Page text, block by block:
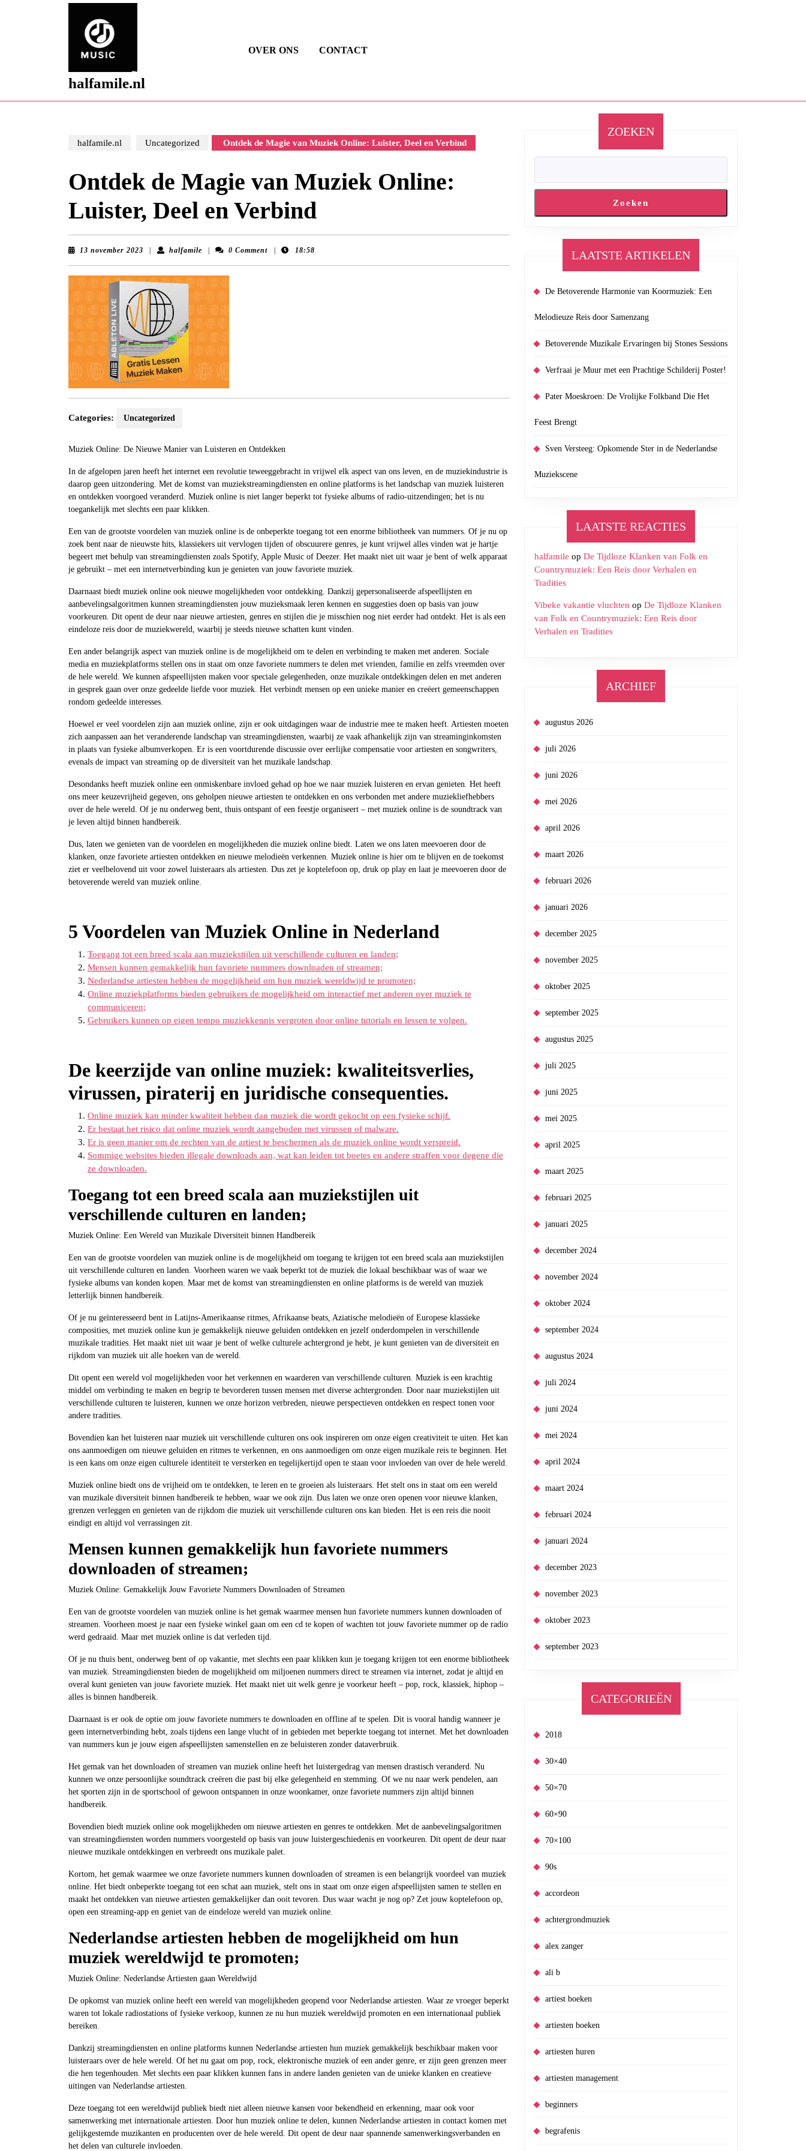
halfamile.nl
OVER ONS CONTACT
halfamile.nl Uncategorized Ontdek de Magie van Muziek Online: Luister, Deel en Verbind
Ontdek de Magie van Muziek Online:
Luister, Deel en Verbind
13 november 2023 13
halfamilehalfamile0 Comment 18:58
Categories: Uncategorized
Muziek Online: De Nieuwe Manier van Luisteren en Ontdekken
In de afgelopen jaren heeft het internet een revolutie teweeggebracht in vrijwel elk aspect van ons leven, en de muziekindustrie is
daarop geen uitzondering. Met de komst van muziekstreamingdiensten en online platforms is het landschap van muziek luisteren
en ontdekken voorgoed veranderd. Muziek online is niet langer beperkt tot fysieke albums of radio-uitzendingen; het is nu
toegankelijk met slechts een paar klikken.
Een van de grootste voordelen van muziek online is de onbeperkte toegang tot een enorme bibliotheek van nummers. Of je nu op
zoek bent naar de nieuwste hits, klassiekers uit vervlogen tijden of obscuurere genres, je kunt vrijwel alles vinden wat je hartje
begeert met behulp van streamingdiensten zoals Spotify, Apple Music of Deezer. Het maakt niet uit waar je bent of welk apparaat
je gebruikt – met een internetverbinding kun je genieten van jouw favoriete muziek.
Daarnaast biedt muziek online ook nieuwe mogelijkheden voor ontdekking. Dankzij gepersonaliseerde afspeellijsten en
aanbevelingsalgoritmen kunnen streamingdiensten jouw muzieksmaak leren kennen en suggesties doen op basis van jouw
voorkeuren. Dit opent de deur naar nieuwe artiesten, genres en stijlen die je misschien nog niet eerder had ontdekt. Het is als een
eindeloze reis door de muziekwereld, waarbij je steeds nieuwe schatten kunt vinden.
Een ander belangrijk aspect van muziek online is de mogelijkheid om te delen en verbinding te maken met anderen. Sociale
media en muziekplatforms stellen ons in staat om onze favoriete nummers te delen met vrienden, familie en zelfs vreemden over
de hele wereld. We kunnen afspeellijsten maken voor speciale gelegenheden, onze muzikale ontdekkingen delen en met anderen
in gesprek gaan over onze gedeelde liefde voor muziek. Het verbindt mensen op een unieke manier en creëert gemeenschappen
rondom gedeelde interesses.
Hoewel er veel voordelen zijn aan muziek online, zijn er ook uitdagingen waar de industrie mee te maken heeft. Artiesten moeten
zich aanpassen aan het veranderende landschap van streamingdiensten, waarbij ze vaak afhankelijk zijn van streaminginkomsten
in plaats van fysieke albumverkopen. Er is een voortdurende discussie over eerlijke compensatie voor artiesten en songwriters,
evenals de impact van streaming op de diversiteit van het muzikale landschap.
Desondanks heeft muziek online een onmiskenbare invloed gehad op hoe we naar muziek luisteren en ervan genieten. Het heeft
ons meer keuzevrijheid gegeven, ons geholpen nieuwe artiesten te ontdekken en ons verbonden met andere muziekliefhebbers
over de hele wereld. Of je nu onderweg bent, thuis ontspant of een feestje organiseert – met muziek online is de soundtrack van
je leven altijd binnen handbereik.
Dus, laten we genieten van de voordelen en mogelijkheden die muziek online biedt. Laten we ons laten meevoeren door de
klanken, onze favoriete artiesten ontdekken en nieuwe melodieën verkennen. Muziek online is hier om te blijven en de toekomst
ziet er veelbelovend uit voor zowel luisteraars als artiesten. Dus zet je koptelefoon op, druk op play en laat je meevoeren door de
betoverende wereld van muziek online.
5 Voordelen van Muziek Online in Nederland
Toegang tot een breed scala aan muziekstijlen uit verschillende culturen en landen;
Mensen kunnen gemakkelijk hun favoriete nummers downloaden of streamen;
Nederlandse artiesten hebben de mogelijkheid om hun muziek wereldwijd te promoten;
Online muziekplatforms bieden gebruikers de mogelijkheid om interactief met anderen over muziek te
communiceren;
Gebruikers kunnen op eigen tempo muziekkennis vergroten door online tutorials en lessen te volgen.
De keerzijde van online muziek: kwaliteitsverlies,
virussen, piraterij en juridische consequenties.
Online muziek kan minder kwaliteit hebben dan muziek die wordt gekocht op een fysieke schijf.
Er bestaat het risico dat online muziek wordt aangeboden met virussen of malware.
Er is geen manier om de rechten van de artiest te beschermen als de muziek online wordt verspreid.
Sommige websites bieden illegale downloads aan, wat kan leiden tot boetes en andere straffen voor degene die
ze downloaden.
Toegang tot een breed scala aan muziekstijlen uit
verschillende culturen en landen;
Muziek Online: Een Wereld van Muzikale Diversiteit binnen Handbereik
Een van de grootste voordelen van muziek online is de mogelijkheid om toegang te krijgen tot een breed scala aan muziekstijlen
uit verschillende culturen en landen. Voorheen waren we vaak beperkt tot de muziek die lokaal beschikbaar was of waar we
fysieke albums van konden kopen. Maar met de komst van streamingdiensten en online platforms is de wereld van muziek
letterlijk binnen handbereik.
Of je nu geïnteresseerd bent in Latijns-Amerikaanse ritmes, Afrikaanse beats, Aziatische melodieën of Europese klassieke
composities, met muziek online kun je gemakkelijk nieuwe geluiden ontdekken en jezelf onderdompelen in verschillende
muzikale tradities. Het maakt niet uit waar je bent of welke culturele achtergrond je hebt, je kunt genieten van de diversiteit en
rijkdom van muziek uit alle hoeken van de wereld.
Dit opent een wereld vol mogelijkheden voor het verkennen en waarderen van verschillende culturen. Muziek is een krachtig
middel om verbinding te maken en begrip te bevorderen tussen mensen met diverse achtergronden. Door naar muziekstijlen uit
verschillende culturen te luisteren, kunnen we onze horizon verbreden, nieuwe perspectieven ontdekken en respect tonen voor
andere tradities.
Bovendien kan het luisteren naar muziek uit verschillende culturen ons ook inspireren om onze eigen creativiteit te uiten. Het kan
ons aanmoedigen om nieuwe geluiden en ritmes te verkennen, en ons aanmoedigen om onze eigen muzikale reis te beginnen. Het
is een kans om onze eigen culturele identiteit te versterken en tegelijkertijd open te staan voor invloeden van over de hele wereld.
Muziek online biedt ons de vrijheid om te ontdekken, te leren en te groeien als luisteraars. Het stelt ons in staat om een wereld
van muzikale diversiteit binnen handbereik te hebben, waar we ook zijn. Dus laten we onze oren openen voor nieuwe klanken,
grenzen verleggen en genieten van de rijkdom die muziek uit verschillende culturen ons kan bieden. Het is een reis die nooit
eindigt en altijd vol verrassingen zit.
Mensen kunnen gemakkelijk hun favoriete nummers
downloaden of streamen;
Muziek Online: Gemakkelijk Jouw Favoriete Nummers Downloaden of Streamen
Een van de grootste voordelen van muziek online is het gemak waarmee mensen hun favoriete nummers kunnen downloaden of
streamen. Voorheen moest je naar een fysieke winkel gaan om een cd te kopen of wachten tot jouw favoriete nummer op de radio
werd gedraaid. Maar met muziek online is dat verleden tijd.
Of je nu thuis bent, onderweg bent of op vakantie, met slechts een paar klikken kun je toegang krijgen tot een enorme bibliotheek
van muziek. Streamingdiensten bieden de mogelijkheid om miljoenen nummers direct te streamen via internet, zodat je altijd en
overal kunt genieten van jouw favoriete muziek. Het maakt niet uit welk genre je voorkeur heeft – pop, rock, klassiek, hiphop –
alles is binnen handbereik.
Daarnaast is er ook de optie om jouw favoriete nummers te downloaden en offline af te spelen. Dit is vooral handig wanneer je
geen internetverbinding hebt, zoals tijdens een lange vlucht of in gebieden met beperkte toegang tot internet. Met het downloaden
van nummers kun je jouw eigen afspeellijsten samenstellen en ze beluisteren zonder dataverbruik.
Het gemak van het downloaden of streamen van muziek online heeft het luistergedrag van mensen drastisch veranderd. Nu
kunnen we onze persoonlijke soundtrack creëren die past bij elke gelegenheid en stemming. Of we nu naar werk pendelen, aan
het sporten zijn in de sportschool of gewoon ontspannen in onze woonkamer, onze favoriete nummers zijn altijd binnen
handbereik.
Bovendien biedt muziek online ook mogelijkheden om nieuwe artiesten en genres te ontdekken. Met de aanbevelingsalgoritmen
van streamingdiensten worden nummers voorgesteld op basis van jouw luistergeschiedenis en voorkeuren. Dit opent de deur naar
nieuwe muzikale ontdekkingen en verbreedt ons muzikale palet.
Kortom, het gemak waarmee we onze favoriete nummers kunnen downloaden of streamen is een belangrijk voordeel van muziek
online. Het biedt onbeperkte toegang tot een schat aan muziek, stelt ons in staat om onze eigen afspeellijsten samen te stellen en
maakt het ontdekken van nieuwe artiesten gemakkelijker dan ooit tevoren. Dus waar wacht je nog op? Zet jouw koptelefoon op,
open een streaming-app en geniet van de eindeloze wereld van muziek online.
Nederlandse artiesten hebben de mogelijkheid om hun
muziek wereldwijd te promoten;
Muziek Online: Nederlandse Artiesten gaan Wereldwijd
De opkomst van muziek online heeft een wereld van mogelijkheden geopend voor Nederlandse artiesten. Waar ze vroeger beperkt
waren tot lokale radiostations of fysieke verkoop, kunnen ze nu hun muziek wereldwijd promoten en een internationaal publiek
bereiken.
Dankzij streamingdiensten en online platforms kunnen Nederlandse artiesten hun muziek gemakkelijk beschikbaar maken voor
luisteraars over de hele wereld. Of het nu gaat om pop, rock, elektronische muziek of een ander genre, er zijn geen grenzen meer
die hen tegenhouden. Met slechts een paar klikken kunnen fans in andere landen genieten van de unieke klanken en creatieve
uitingen van Nederlandse artiesten.
Deze toegang tot een wereldwijd publiek biedt niet alleen nieuwe kansen voor bekendheid en erkenning, maar ook voor
samenwerking met internationale artiesten. Door hun muziek online te delen, kunnen Nederlandse artiesten in contact komen met
gelijkgestemde muzikanten en producenten over de hele wereld. Dit opent de deur naar spannende samenwerkingsverbanden en
het delen van culturele invloeden.
ZOEKEN
Zoeken
LAATSTE ARTIKELEN
De Betoverende Harmonie van Koormuziek: Een
Melodieuze Reis door Samenzang
Betoverende Muzikale Ervaringen bij Stones Sessions
Verfraai je Muur met een Prachtige Schilderij Poster!
Pater Moeskroen: De Vrolijke Folkband Die Het
Feest Brengt
Sven Versteeg: Opkomende Ster in de Nederlandse
Muziekscene
LAATSTE REACTIES
halfamile op De Tijdloze Klanken van Folk en
Countrymuziek: Een Reis door Verhalen en
Tradities
Vibeke vakantie vluchten op De Tijdloze Klanken
van Folk en Countrymuziek: Een Reis door
Verhalen en Tradities
ARCHIEF
augustus 2026
juli 2026
juni 2026
mei 2026
april 2026
maart 2026
februari 2026
januari 2026
december 2025
november 2025
oktober 2025
september 2025
augustus 2025
juli 2025
juni 2025
mei 2025
april 2025
maart 2025
februari 2025
januari 2025
december 2024
november 2024
oktober 2024
september 2024
augustus 2024
juli 2024
juni 2024
mei 2024
april 2024
maart 2024
februari 2024
januari 2024
december 2023
november 2023
oktober 2023
september 2023
CATEGORIEËN
2018
30×40
50×70
60×90
70×100
90s
accordeon
achtergrondmuziek
alex zanger
ali b
artiest boeken
artiesten boeken
artiesten huren
artiesten management
beginners
begrafenis